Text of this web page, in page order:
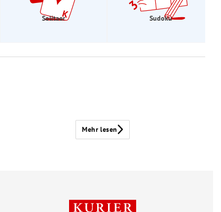
Solitaer Sudoku
Mehr lesen